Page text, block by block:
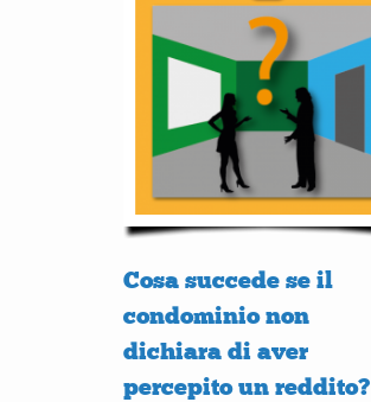
Cosa succede se il
condominio non
dichiara di aver
percepito un reddito?